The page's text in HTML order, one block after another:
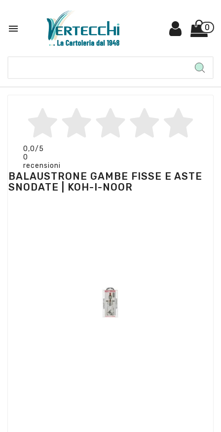
 0
0,0/5
0
recensioni
BALAUSTRONE GAMBE FISSE E ASTE
SNODATE | KOH-I-NOOR